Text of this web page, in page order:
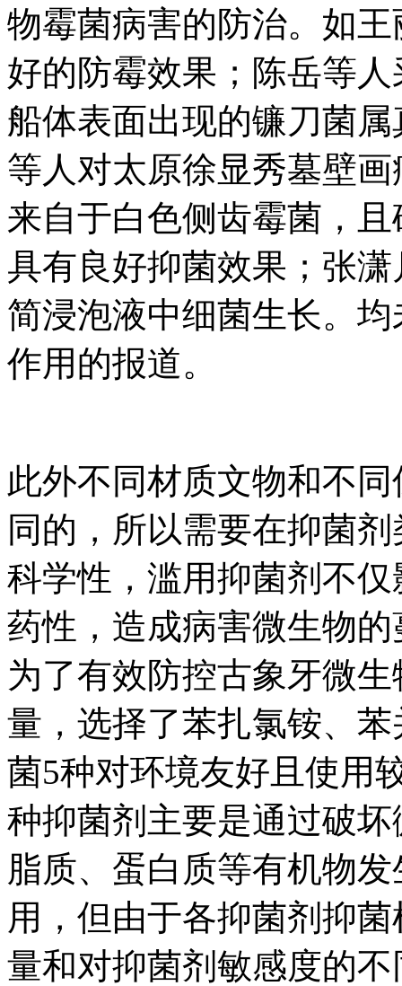
物霉菌病害的防治。如
好的防霉效果；陈岳等
船体表面出现的镰刀菌
等人对太原徐显秀墓壁
来自于白色侧齿霉菌，
具有良好抑菌效果；张
简浸泡液中细菌生长。
作用的报道。
此外不同材质文物和不
同的，所以需要在抑菌
科学性，滥用抑菌剂不
药性，造成病害微生物
为了有效防控古象牙微
量，选择了苯扎氯铵、
菌5种对环境友好且使用
种抑菌剂主要是通过破
脂质、蛋白质等有机物
用，但由于各抑菌剂抑
量和对抑菌剂敏感度的